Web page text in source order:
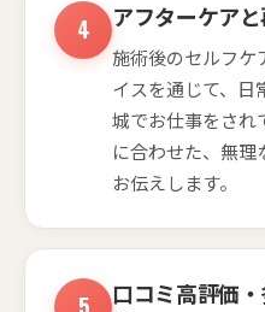
アフターケア
施術後のセルフケ
イスを通じて、日
城でお仕事をされ
に合わせた、無理
お伝えします。
口コミ高評価